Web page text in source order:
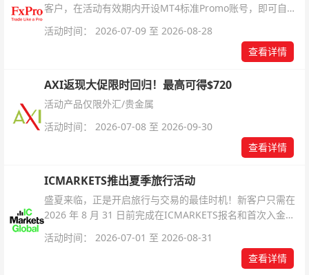
客户，在活动有效期内开设MT4标准Promo账号，即可自动
活动时间： 2026-07-09 至 2026-08-28
查看详情
AXI返现大促限时回归！最高可得$720
活动产品仅限外汇/贵金属
活动时间： 2026-07-08 至 2026-09-30
查看详情
ICMARKETS推出夏季旅行活动
盛夏来临，正是开启旅行与交易的最佳时机！新客户只需在
2026 年 8 月 31 日前完成在ICMARKETS报名和首次入金即
活动时间： 2026-07-01 至 2026-08-31
查看详情